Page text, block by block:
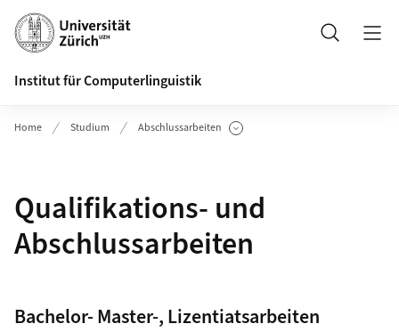
Header
Suche
Institut für Computerlinguistik
Home Studium Abschlussarbeiten
Unterseiten anzeigen
Qualifikations- und
Abschlussarbeiten
Bachelor- Master-, Lizentiatsarbeiten